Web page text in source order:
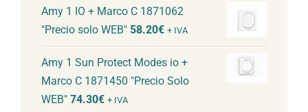
Amy 1 IO + Marco C 1871062
"Precio solo WEB" 58.20€ + IVA
Amy 1 Sun Protect Modes io +
Marco C 1871450 "Precio Solo
WEB" 74.30€ + IVA